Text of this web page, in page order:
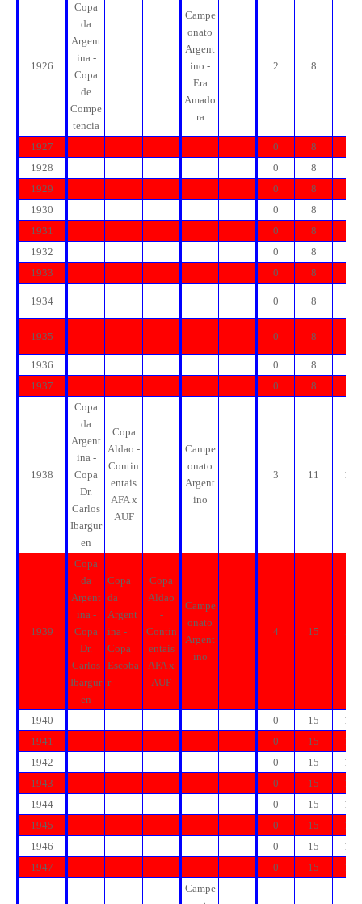
1926
Copa
da
Argent
ina -
Copa
de
Compe
tencia
Campe
onato
Argent
ino -
Era
Amado
ra
2 8
1927 0 8
1928
0 8
1929
0 8
1930
0 8
1931
0 8
1932
0 8
1933
0 8
1934 0 8
1935 0 8
1936 0 8
1937
0 8
1938
Copa
da
Argent
ina -
Copa
Dr.
Carlos
Ibargur
en
Copa
Aldao -
Contin
entais
AFA x
AUF
Campe
onato
Argent
ino
3 11 11
1939
Copa
da
Argent
ina -
Copa
Dr.
Carlos
Ibargur
en
Copa
da
Argent
ina -
Copa
Escoba
r
Copa
Aldao
-
Contin
entais
AFA x
AUF
Campe
onato
Argent
ino
4 15 15
1940 0 15
15
1941
0 15
15
1942
0 15
15
1943
0 15
15
1944
0 15
15
1945
0 15
15
1946
0 15
15
1947
0 15
15
Campe